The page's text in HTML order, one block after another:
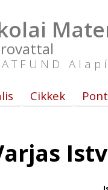
Cikkek